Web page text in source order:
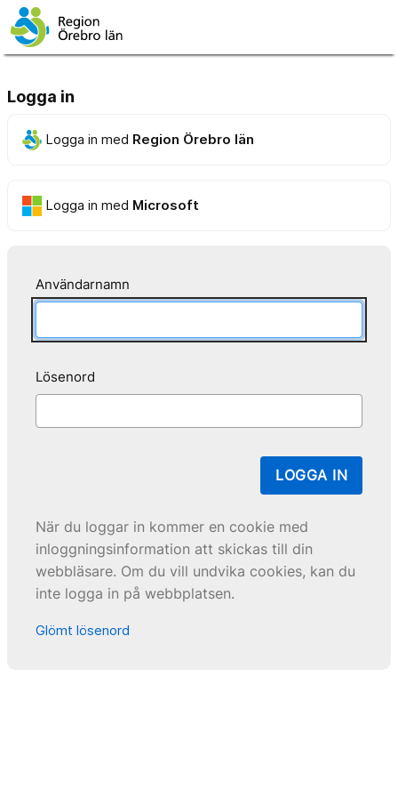
Logga in
Logga in med Region Örebro län
Logga in med Microsoft
Användarnamn
Lösenord
LOGGA IN
När du loggar in kommer en cookie med
inloggningsinformation att skickas till din
webbläsare. Om du vill undvika cookies, kan du
inte logga in på webbplatsen.
Glömt lösenord